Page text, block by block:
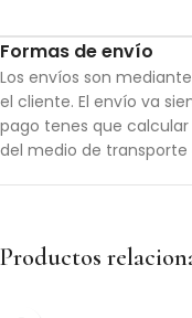
Formas de envío
Los envíos son
el cliente. El envío va
pago tenes que
del medio de transporte
Productos